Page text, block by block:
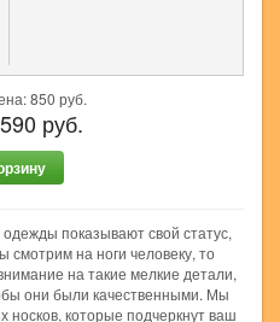
850 руб.
590 руб.
показывают свой статус,
смотрим на ноги человеку, то
на такие мелкие детали,
они были качественными. Мы
носков, которые подчеркнут ваш